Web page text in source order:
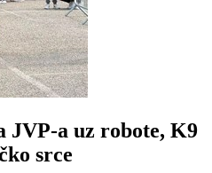
JVP-a uz robote, K9
srce